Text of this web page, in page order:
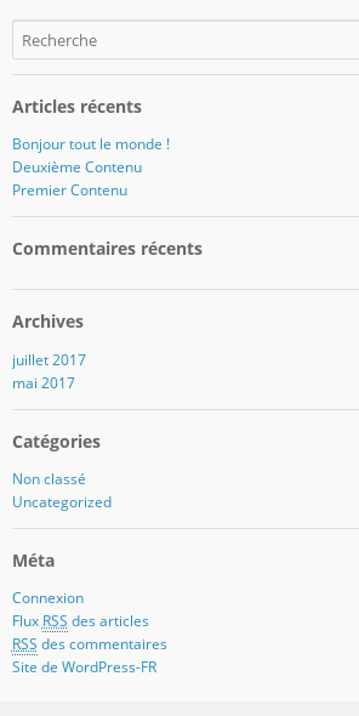
Articles récents
Bonjour tout le monde !
Deuxième Contenu
Premier Contenu
Commentaires récents
Archives
juillet 2017
mai 2017
Catégories
Non classé
Uncategorized
Méta
Connexion
Flux RSS des articles
RSS des commentaires
Site de WordPress-FR